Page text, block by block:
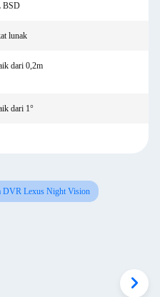
BSD
lunak
dari 0,2m
dari 1°
DVR Lexus Night Vision